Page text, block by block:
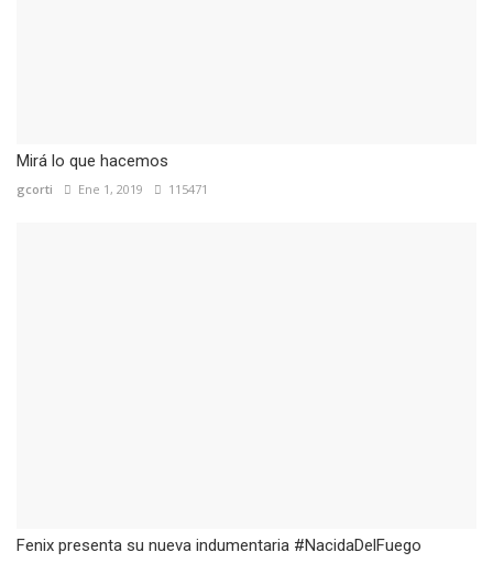
Mirá lo que hacemos
gcorti Ene 1, 2019 115471
Fenix presenta su nueva indumentaria #NacidaDelFuego